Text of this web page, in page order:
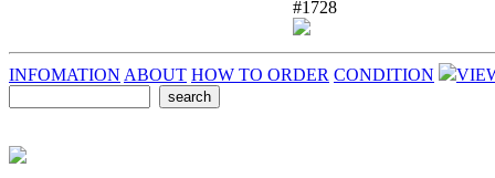
#1728
INFOMATION ABOUT HOW TO ORDER CONDITION